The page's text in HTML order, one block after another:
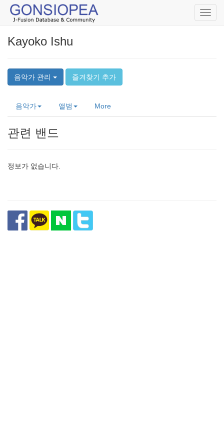
Kayoko Ishu
음악가 관리 즐겨찾기 추가
음악가 앨범 More
관련 밴드
정보가 없습니다.